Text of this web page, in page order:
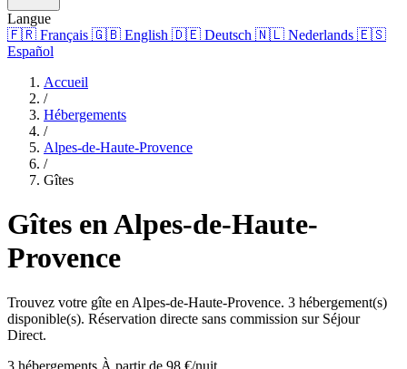
Langue
🇫🇷 Français 🇬🇧 English 🇩🇪 Deutsch 🇳🇱 Nederlands 🇪🇸
Español
Accueil
/
Hébergements
/
Alpes-de-Haute-Provence
/
Gîtes
Gîtes en Alpes-de-Haute-
Provence
Trouvez votre gîte en Alpes-de-Haute-Provence. 3 hébergement(s)
disponible(s). Réservation directe sans commission sur Séjour
Direct.
3 hébergements À partir de 98 €/nuit